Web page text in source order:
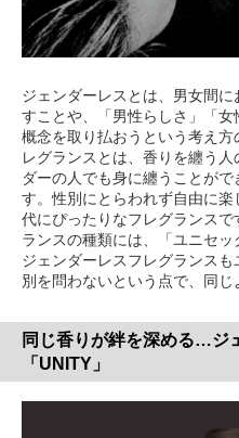
ジェンダーレスとは、男女間
すことや、「男性らしさ」「
概念を取り払おうという考え
レグランスとは、香りを纏う
ダーの人でも身に纏うことが
す。性別にとらわれず自由に
代にぴったりなフレグランス
ランスの種類には、「ユニセッ
ジェンダーレスフレグランス
別を問わないという点で、同じ
同じ香りが絆を深める…ジ
「UNITY」